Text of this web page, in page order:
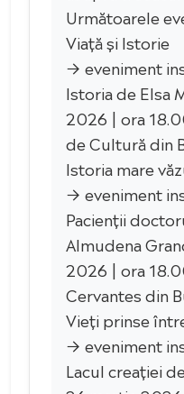
Următoarele
Viață și Istorie
→ eveniment
Istoria de Elsa
2026 | ora
de Cultură din
Istoria mare
→ eveniment
Pacienții
Almudena
2026 | ora
Cervantes din
Vieți prinse
→ eveniment
Lacul creației